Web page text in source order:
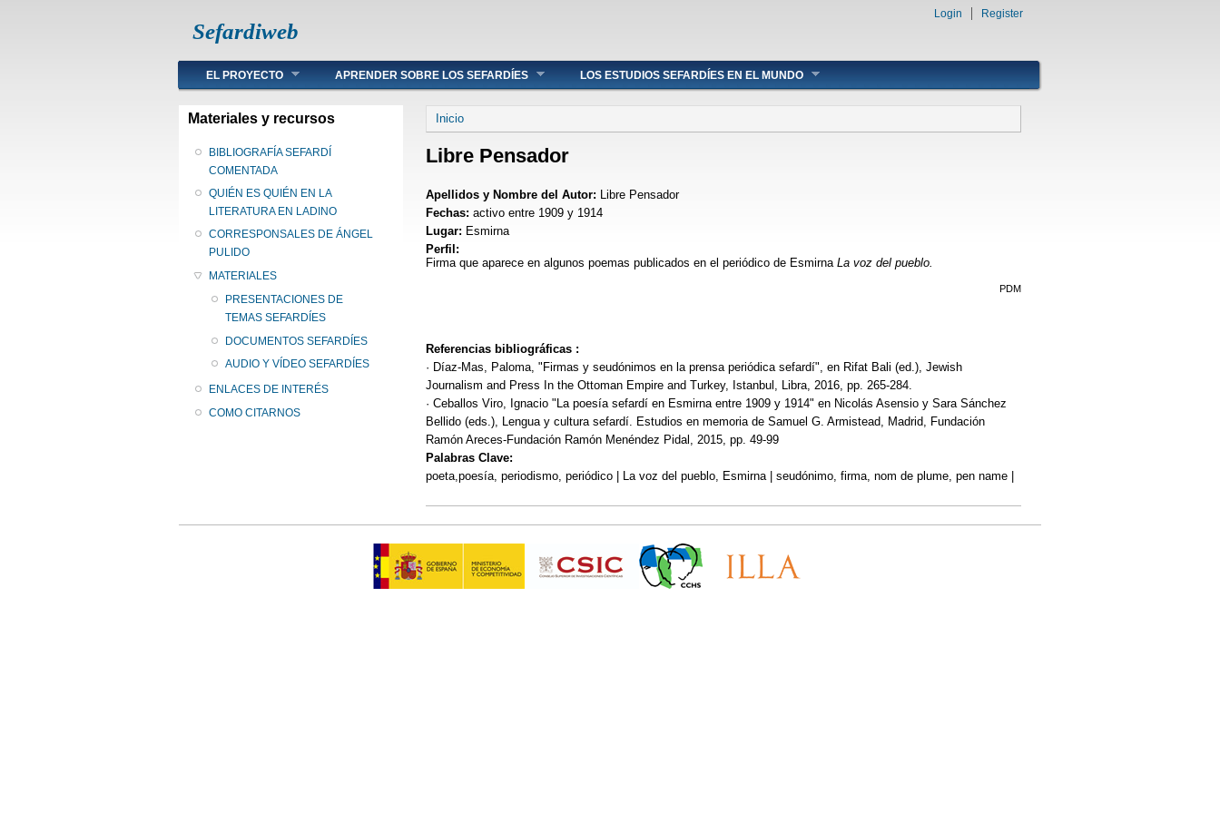
Sefardiweb
Login Register
Main menu
EL PROYECTO APRENDER SOBRE LOS SEFARDÍES LOS ESTUDIOS SEFARDÍES EN EL MUNDO
Materiales y recursos
BIBLIOGRAFÍA SEFARDÍ
COMENTADA
QUIÉN ES QUIÉN EN LA
LITERATURA EN LADINO
CORRESPONSALES DE ÁNGEL
PULIDO
MATERIALES
PRESENTACIONES DE
TEMAS SEFARDÍES
DOCUMENTOS SEFARDÍES
AUDIO Y VÍDEO SEFARDÍES
ENLACES DE INTERÉS
COMO CITARNOS
Se encuentra usted aquí
Inicio
Libre Pensador
Apellidos y Nombre del Autor: Libre Pensador
Fechas: activo entre 1909 y 1914
Lugar: Esmirna
Perfil:
Firma que aparece en algunos poemas publicados en el periódico de Esmirna La voz del pueblo.
PDM
Referencias bibliográficas :
· Díaz-Mas, Paloma, "Firmas y seudónimos en la prensa periódica sefardí", en Rifat Bali (ed.), Jewish
Journalism and Press In the Ottoman Empire and Turkey, Istanbul, Libra, 2016, pp. 265-284.
· Ceballos Viro, Ignacio "La poesía sefardí en Esmirna entre 1909 y 1914" en Nicolás Asensio y Sara Sánchez
Bellido (eds.), Lengua y cultura sefardí. Estudios en memoria de Samuel G. Armistead, Madrid, Fundación
Ramón Areces-Fundación Ramón Menéndez Pidal, 2015, pp. 49-99
Palabras Clave:
poeta,poesía, periodismo, periódico | La voz del pueblo, Esmirna | seudónimo, firma, nom de plume, pen name |